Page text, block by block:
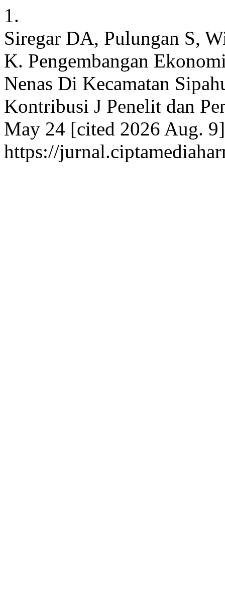
1.
Siregar DA, Pulungan S,
K. Pengembangan
Nenas Di Kecamatan
Kontribusi J Penelit dan
May 24 [cited 2026 Aug.
https://